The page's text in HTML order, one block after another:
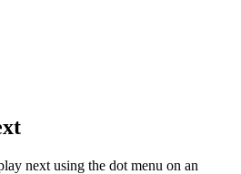
next using the dot menu on an